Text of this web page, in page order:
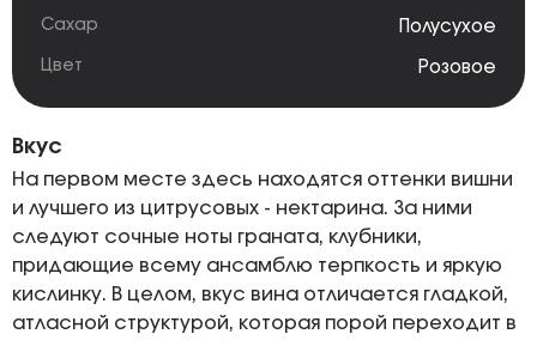
Сахар Полусухое
Цвет Розовое
Вкус
На первом месте здесь находятся оттенки вишни
и лучшего из цитрусовых - нектарина. За ними
следуют сочные ноты граната, клубники,
придающие всему ансамблю терпкость и яркую
кислинку. В целом, вкус вина отличается гладкой,
атласной структурой, которая порой переходит в